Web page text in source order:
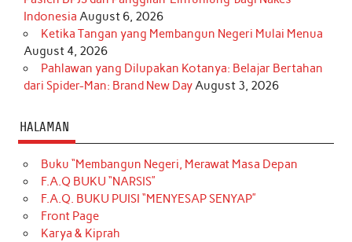
Indonesia August 6, 2026
Ketika Tangan yang Membangun Negeri Mulai Menua
August 4, 2026
Pahlawan yang Dilupakan Kotanya: Belajar Bertahan
dari Spider-Man: Brand New DayAugust 3, 2026
HALAMAN
Buku “Membangun Negeri, Merawat Masa Depan
F.A.Q BUKU “NARSIS”
F.A.Q. BUKU PUISI “MENYESAP SENYAP”
Front Page
Karya & Kiprah